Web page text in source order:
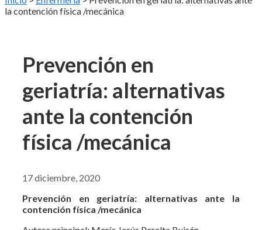
la contención física /mecánica
Prevención en
geriatría: alternativas
ante la contención
física /mecánica
17 diciembre, 2020
Prevención en geriatría: alternativas ante la
contención física /mecánica